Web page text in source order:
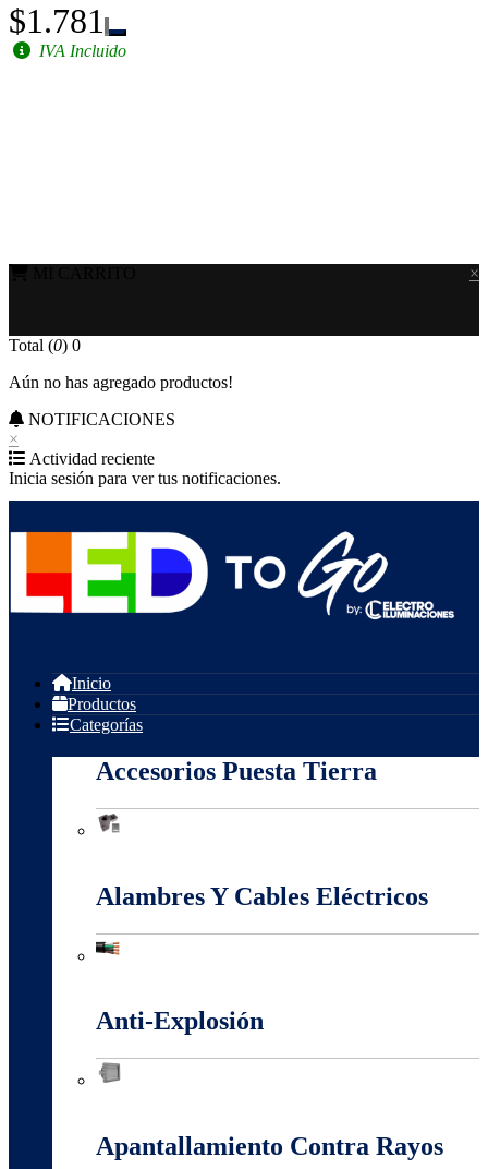
$1.781
IVA Incluido
×
Total (0) 0
Aún no has agregado productos!
NOTIFICACIONES
×
Actividad reciente
Inicia sesión para ver tus notificaciones.
Inicio
Productos
Categorías
Accesorios Puesta Tierra
Alambres Y Cables Eléctricos
Anti-Explosión
Apantallamiento Contra Rayos